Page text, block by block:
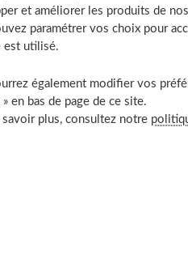
affaires
d'abord la chasse aux bons
d'une
aussi
et améliorer les produits de
paramétrer vos choix pour
est utilisé.
également modifier vos
en bas de page de ce site.
savoir plus, consultez notre